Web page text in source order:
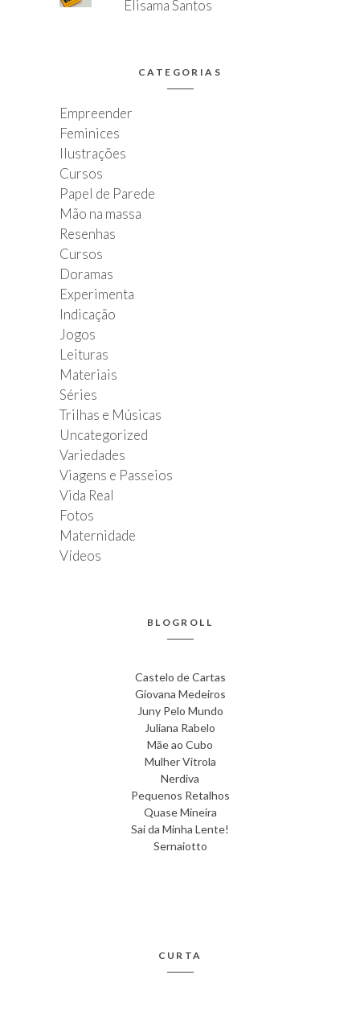
Elisama Santos
CATEGORIAS
Empreender
Feminices
Ilustrações
Cursos
Papel de Parede
Mão na massa
Resenhas
Cursos
Doramas
Experimenta
Indicação
Jogos
Leituras
Materiais
Séries
Trilhas e Músicas
Uncategorized
Variedades
Viagens e Passeios
Vida Real
Fotos
Maternidade
Vídeos
BLOGROLL
Castelo de Cartas
Giovana Medeiros
Juny Pelo Mundo
Juliana Rabelo
Mãe ao Cubo
Mulher Vitrola
Nerdiva
Pequenos Retalhos
Quase Mineira
Sai da Minha Lente!
Sernaiotto
CURTA